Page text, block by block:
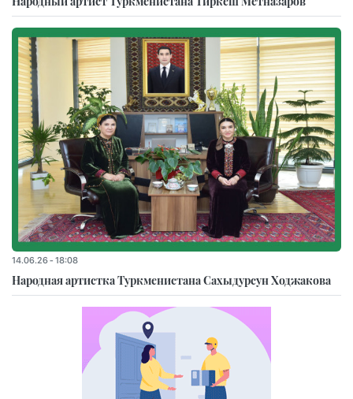
14.06.26 - 18:08
Народная артистка Туркменистана Сахыдурсун Ходжакова